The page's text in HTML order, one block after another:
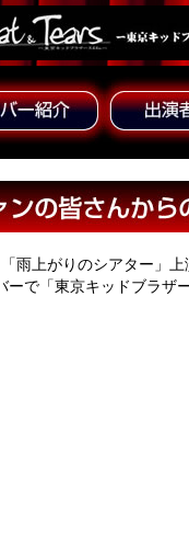
雨上がりのシアター」上
ーで「東京キッドブラザ